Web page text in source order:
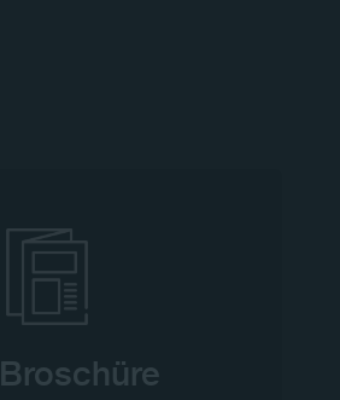
Broschüre